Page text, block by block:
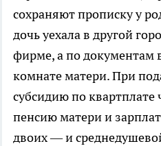
сохраняют прописку у
дочь уехала в другой
фирме, а по документам
комнате матери. При
субсидию по
пенсию матери и
двоих — и